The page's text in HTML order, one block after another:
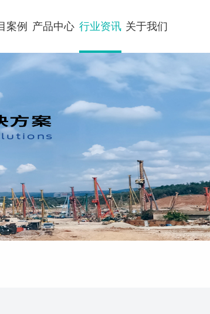
案例 产品中心 行业资讯 关于我们